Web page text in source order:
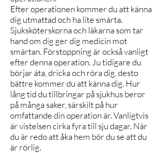
Efter operationen kommer du att känna
dig utmattad och ha lite smärta.
Sjuksköterskorna och läkarna som tar
hand om dig ger dig medicin mot
smärtan. Förstoppning är också vanligt
efter denna operation. Ju tidigare du
börjar äta, dricka och röra dig, desto
bättre kommer du att känna dig. Hur
lång tid du tillbringar på sjukhus beror
på många saker, särskilt på hur
omfattande din operation är. Vanligtvis
är vistelsen cirka fyra till sju dagar. När
du är redo att åka hem bör du se att du
är rörlig.